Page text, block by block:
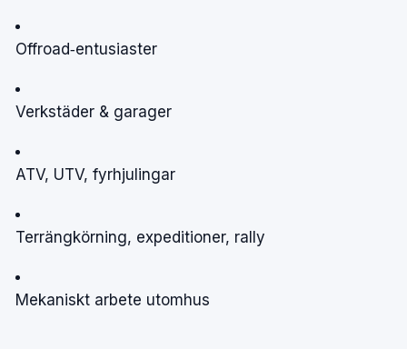
Offroad‑entusiaster
Verkstäder & garager
ATV, UTV, fyrhjulingar
Terrängkörning, expeditioner, rally
Mekaniskt arbete utomhus